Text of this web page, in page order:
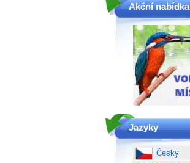
Akční nabídka
Jazyky
Česky